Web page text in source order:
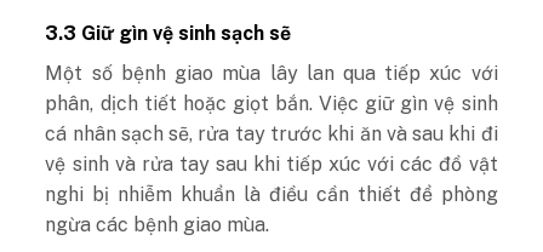
3.3 Giữ gìn vệ sinh sạch sẽ
Một số bệnh giao mùa lây lan qua tiếp xúc với
phân, dịch tiết hoặc giọt bắn. Việc giữ gìn vệ sinh
cá nhân sạch sẽ, rửa tay trước khi ăn và sau khi đi
vệ sinh và rửa tay sau khi tiếp xúc với các đồ vật
nghi bị nhiễm khuẩn là điều cần thiết để phòng
ngừa các bệnh giao mùa.